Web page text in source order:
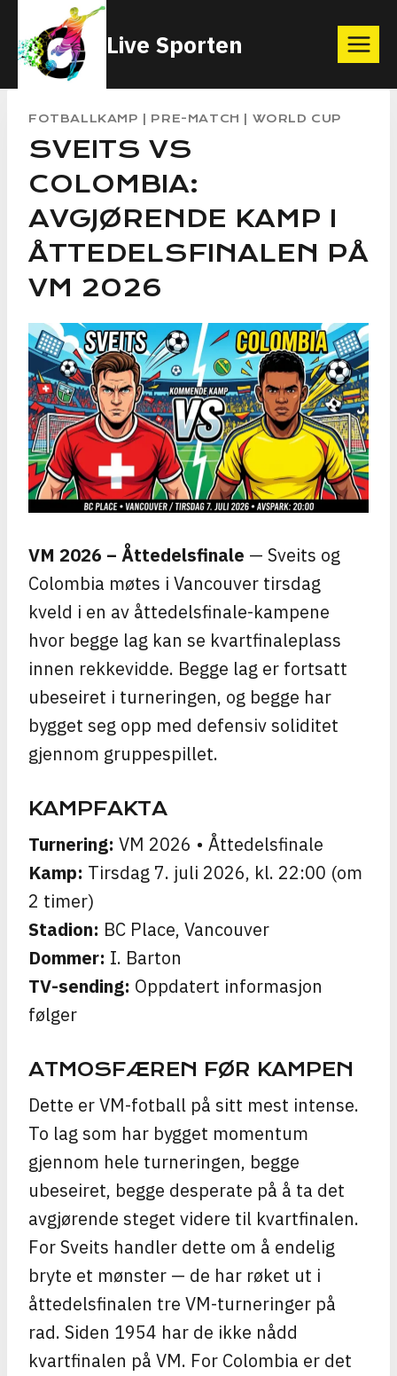
content
Live Sporten
FOTBALLKAMP PRE-MATCH WORLD CUP
SVEITS VS
COLOMBIA:
AVGJØRENDE KAMP I
ÅTTEDELSFINALEN PÅ
VM 2026
VM 2026 – Åttedelsfinale — Sveits og
Colombia møtes i Vancouver tirsdag
kveld i en av åttedelsfinale-kampene
hvor begge lag kan se kvartfinaleplass
innen rekkevidde. Begge lag er fortsatt
ubeseiret i turneringen, og begge har
bygget seg opp med defensiv soliditet
gjennom gruppespillet.
KAMPFAKTA
Turnering: VM 2026 • Åttedelsfinale
Kamp: Tirsdag 7. juli 2026, kl. 22:00 (om
2 timer)
Stadion: BC Place, Vancouver
Dommer: I. Barton
TV-sending: Oppdatert informasjon
følger
ATMOSFÆREN FØR KAMPEN
Dette er VM-fotball på sitt mest intense.
To lag som har bygget momentum
gjennom hele turneringen, begge
ubeseiret, begge desperate på å ta det
avgjørende steget videre til kvartfinalen.
For Sveits handler dette om å endelig
bryte et mønster — de har røket ut i
åttedelsfinalen tre VM-turneringer på
rad. Siden 1954 har de ikke nådd
kvartfinalen på VM. For Colombia er det